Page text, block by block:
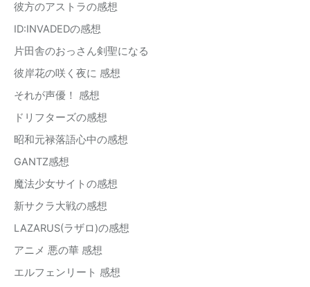
彼方のアストラの感想
ID:INVADEDの感想
片田舎のおっさん剣聖になる
彼岸花の咲く夜に 感想
それが声優！ 感想
ドリフターズの感想
昭和元禄落語心中の感想
GANTZ感想
魔法少女サイトの感想
新サクラ大戦の感想
LAZARUS(ラザロ)の感想
アニメ 悪の華 感想
エルフェンリート 感想